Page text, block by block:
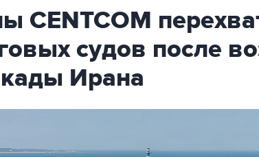
CENTCOM
судов после
Ирана